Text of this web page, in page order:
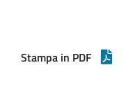
Stampa in PDF